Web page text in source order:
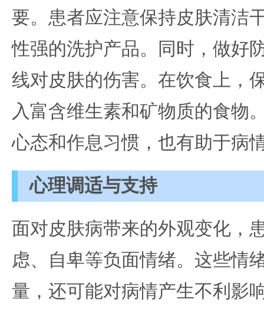
要。患者应注意保持皮肤清洁
性强的洗护产品。同时，做好
线对皮肤的伤害。在饮食上，
入富含维生素和矿物质的食物
心态和作息习惯，也有助于病
心理调适与支持
面对皮肤病带来的外观变化，
虑、自卑等负面情绪。这些情
量，还可能对病情产生不利影